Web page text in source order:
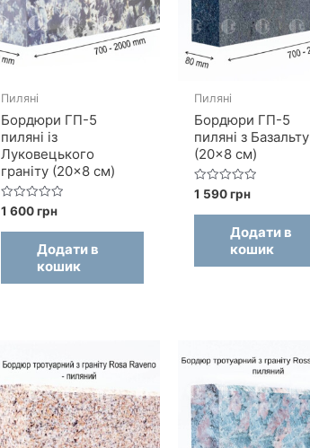
Пиляні
Бордюри ГП-5
пиляні із
Луковецького
граніту (20×8 см)
Оцінено
в
0
1 600грн
Додати в
кошик
Пиляні
Бордюри ГП-5
пиляні з Базальту
(20×8 см)
Оцінено
в
0
1 590грн
Додати в
кошик